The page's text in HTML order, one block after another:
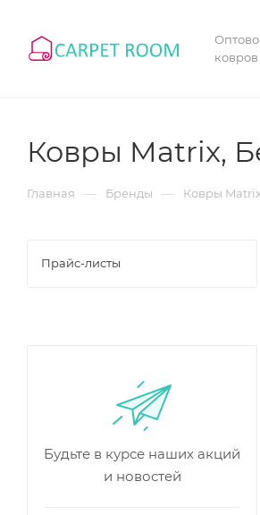
Ковры Matrix,
Главная — Бренды — Ковры
Прайс-листы
Будьте в курсе наших акций
и новостей